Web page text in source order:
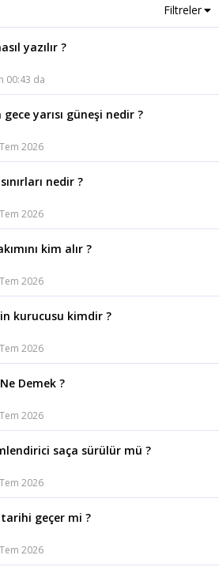
Filtreler
yazılır ?
00:43 da
yarısı güneşi nedir ?
2026
nedir ?
2026
kim alır ?
2026
kurucusu kimdir ?
2026
Demek ?
2026
saça sürülür mü ?
2026
geçer mi ?
2026